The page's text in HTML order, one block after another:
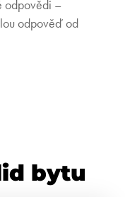
odpovědi –
odpověď od
bytu